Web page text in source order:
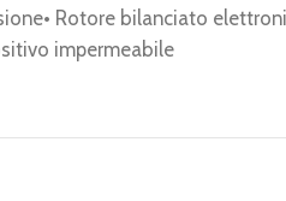
Rotore bilanciato
impermeabile